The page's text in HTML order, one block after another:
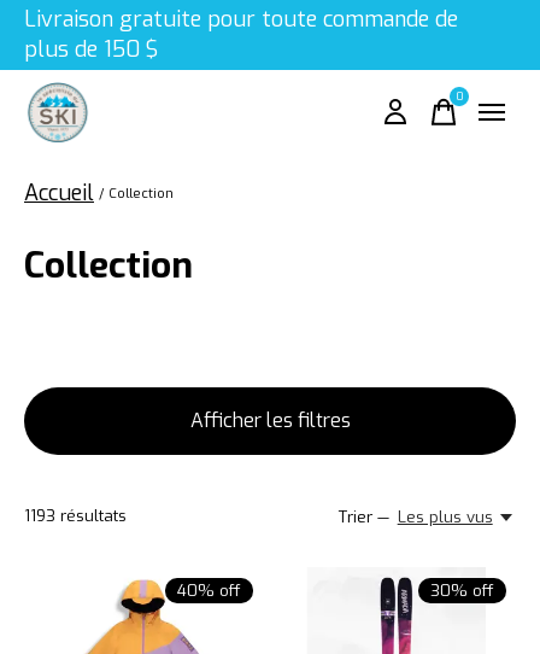
Livraison gratuite pour toute commande de
plus de 150 $
0items
Accueil / Collection
Collection
Afficher les filtres
1193 résultats Trier — Les plus vus
40% off 30% off